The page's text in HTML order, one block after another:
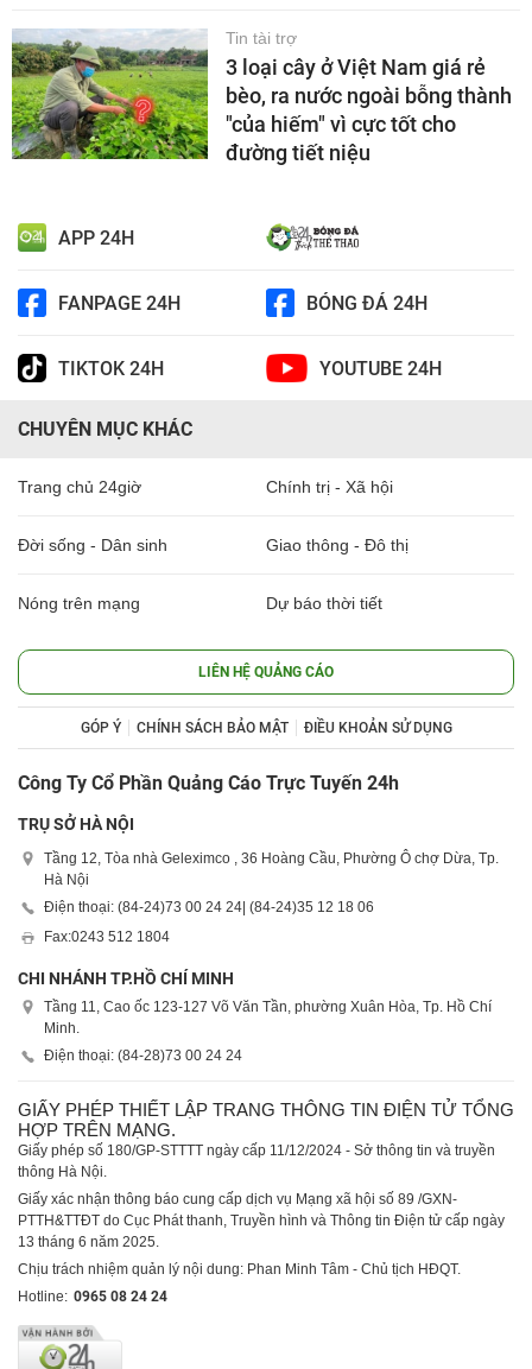
Tin tài trợ
3 loại cây ở Việt Nam giá rẻ
bèo, ra nước ngoài bỗng thành
"của hiếm" vì cực tốt cho
đường tiết niệu
APP 24H
FANPAGE 24H BÓNG ĐÁ 24H
TIKTOK 24H YOUTUBE 24H
CHUYÊN MỤC KHÁC
Trang chủ 24giờ Chính trị - Xã hội
Đời sống - Dân sinh Giao thông - Đô thị
Nóng trên mạng Dự báo thời tiết
LIÊN HỆ QUẢNG CÁO
GÓP Ý CHÍNH SÁCH BẢO MẬT ĐIỀU KHOẢN SỬ DỤNG
Công Ty Cổ Phần Quảng Cáo Trực Tuyến 24h
TRỤ SỞ HÀ NỘI
Tầng 12, Tòa nhà Geleximco , 36 Hoàng Cầu, Phường Ô chợ Dừa, Tp.
Hà Nội
Điện thoại: (84-24)73 00 24 24 | (84-24)35 12 18 06
Fax:0243 512 1804
CHI NHÁNH TP.HỒ CHÍ MINH
Tầng 11, Cao ốc 123-127 Võ Văn Tần, phường Xuân Hòa, Tp. Hồ Chí
Minh.
Điện thoại: (84-28)73 00 24 24
GIẤY PHÉP THIẾT LẬP TRANG THÔNG TIN ĐIỆN TỬ TỔNG
HỢP TRÊN MẠNG.
Giấy phép số 180/GP-STTTT ngày cấp 11/12/2024 - Sở thông tin và truyền
thông Hà Nội.
Giấy xác nhận thông báo cung cấp dịch vụ Mạng xã hội số 89 /GXN-
PTTH&TTĐT do Cục Phát thanh, Truyền hình và Thông tin Điện tử cấp ngày
13 tháng 6 năm 2025.
Chịu trách nhiệm quản lý nội dung: Phan Minh Tâm - Chủ tịch HĐQT.
Hotline: 0965 08 24 24